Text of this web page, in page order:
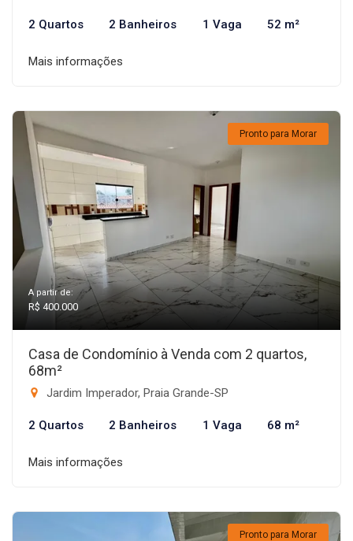
2 Quartos 2 Banheiros 1 Vaga 52 m²
Mais informações
Pronto para Morar
A partir de:
R$ 400.000
Casa de Condomínio à Venda com 2 quartos,
68m²
Jardim Imperador, Praia Grande-SP
2 Quartos 2 Banheiros 1 Vaga 68 m²
Mais informações
Pronto para Morar